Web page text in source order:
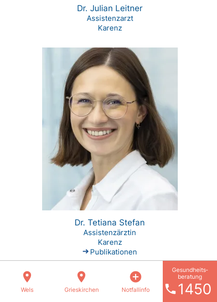
Dr. Julian Leitner
Assistenzarzt
Karenz
Dr. Tetiana Stefan
Assistenzärztin
Karenz
Publikationen
location_on
Wels
location_on
Grieskirchen
add_circle
Notfallinfo phone
Gesundheits­
beratung
1450